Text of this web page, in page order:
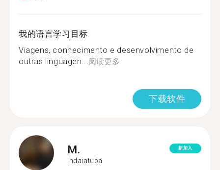
我的语言学习目标
Viagens, conhecimento e desenvolvimento de
outras linguagen...阅读更多
下载软件
M.
Indaiatuba
新加入